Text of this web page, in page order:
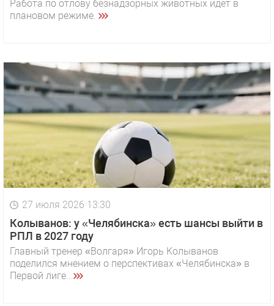
Работа по отлову безнадзорных животных идёт в
плановом режиме.
27 июля 2026 13:30
Колыванов: у «Челябинска» есть шансы выйти в
РПЛ в 2027 году
Главный тренер «Волгаря» Игорь Колыванов
поделился мнением о перспективах «Челябинска» в
Первой лиге...